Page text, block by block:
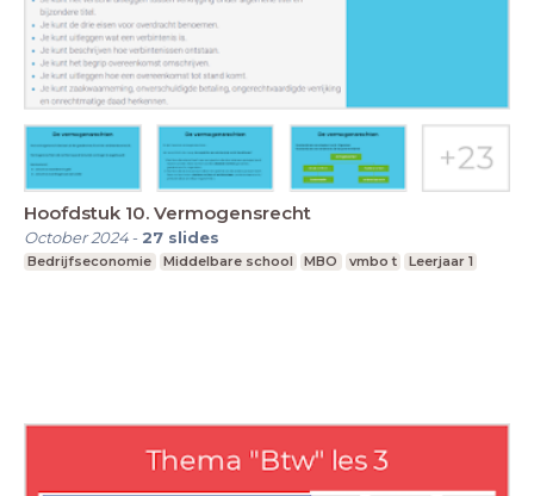
Hoofdstuk 10. Vermogensrecht
October 2024- 27 slides
Bedrijfseconomie Middelbare school MBO vmbo t Leerjaar 1